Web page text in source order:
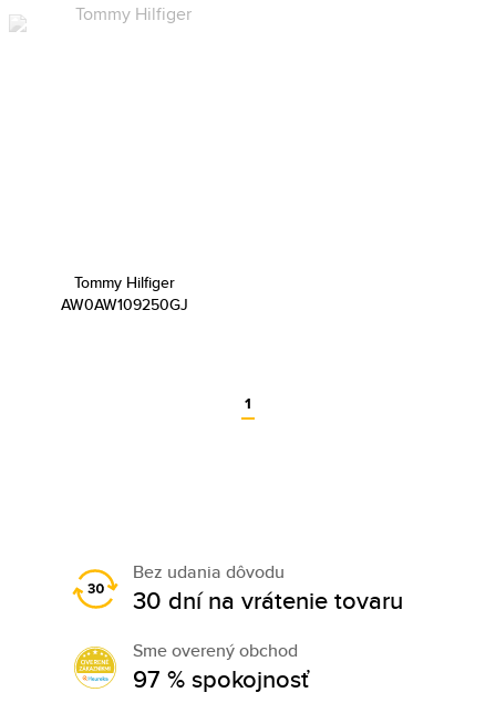
Tommy Hilfiger
AW0AW109250GJ
1
Bez udania dôvodu
30 dní na vrátenie tovaru
Sme overený obchod
97 % spokojnosť